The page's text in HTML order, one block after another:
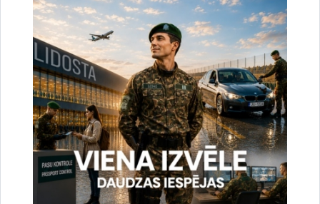
Vienoto ārkārtas palīdzības izsaukumu tālruni 112 (24 stundu
režīmā) vai sazinoties ar Valsts robežsardzes Daugavpils
pārvaldes operatīvo dežurantu tālr. 65403777, mob.
22020361, e-pasts:dap.od@rs.gov.lv
Sagatavoja:
Jolanta Babiško
Valsts robežsardzes Galvenās pārvaldes Stratēģiskās attīstības
un sabiedrisko attiecību nodaļas vecākā speciāliste